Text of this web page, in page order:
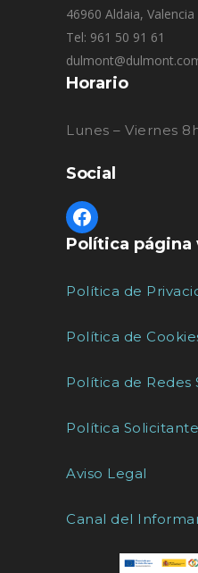
46960 Aldaia, Valencia
Tel: 961 50 91 61
Horario
Lunes – Viernes
Social
Política página
Política de
Política de
Política de Redes
Política
Aviso Legal
Canal del